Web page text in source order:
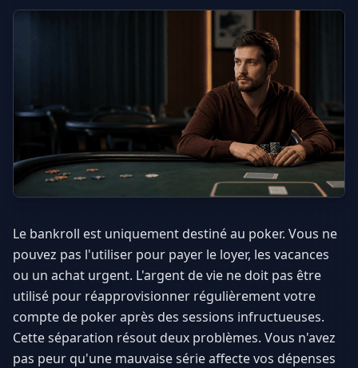
Le bankroll est uniquement destiné au poker. Vous ne
pouvez pas l'utiliser pour payer le loyer, les vacances
ou un achat urgent. L'argent de vie ne doit pas être
utilisé pour réapprovisionner régulièrement votre
compte de poker après des sessions infructueuses.
Cette séparation résout deux problèmes. Vous n'avez
pas peur qu'une mauvaise série affecte vos dépenses